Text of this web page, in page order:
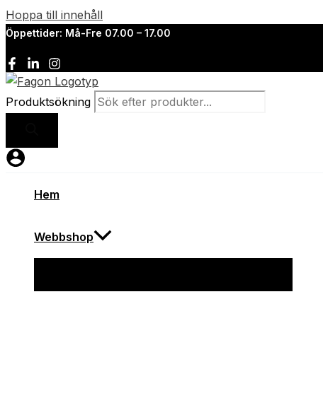
Hoppa till innehåll
Öppettider: Må-Fre 07.00 – 17.00
Produktsökning
Hem
Webbshop